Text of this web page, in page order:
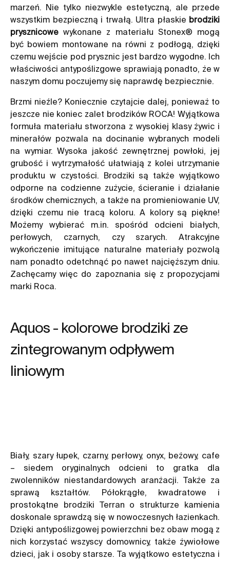
marzeń. Nie tylko niezwykle estetyczną, ale przede
wszystkim bezpieczną i trwałą. Ultra płaskie brodziki
prysznicowe wykonane z materiału Stonex® mogą
być bowiem montowane na równi z podłogą, dzięki
czemu wejście pod prysznic jest bardzo wygodne. Ich
właściwości antypoślizgowe sprawiają ponadto, że w
naszym domu poczujemy się naprawdę bezpiecznie.
Brzmi nieźle? Koniecznie czytajcie dalej, ponieważ to
jeszcze nie koniec zalet brodzików ROCA! Wyjątkowa
formuła materiału stworzona z wysokiej klasy żywic i
minerałów pozwala na docinanie wybranych modeli
na wymiar. Wysoka jakość zewnętrznej powłoki, jej
grubość i wytrzymałość ułatwiają z kolei utrzymanie
produktu w czystości. Brodziki są także wyjątkowo
odporne na codzienne zużycie, ścieranie i działanie
środków chemicznych, a także na promieniowanie UV,
dzięki czemu nie tracą koloru. A kolory są piękne!
Możemy wybierać m.in. spośród odcieni białych,
perłowych, czarnych, czy szarych. Atrakcyjne
wykończenie imitujące naturalne materiały pozwolą
nam ponadto odetchnąć po nawet najcięższym dniu.
Zachęcamy więc do zapoznania się z propozycjami
marki Roca.
Aquos - kolorowe brodziki ze
zintegrowanym odpływem
liniowym
Biały, szary łupek, czarny, perłowy, onyx, beżowy, cafe
– siedem oryginalnych odcieni to gratka dla
zwolenników niestandardowych aranżacji. Także za
sprawą kształtów. Półokrągłe, kwadratowe i
prostokątne brodziki Terran o strukturze kamienia
doskonale sprawdzą się w nowoczesnych łazienkach.
Dzięki antypoślizgowej powierzchni bez obaw mogą z
nich korzystać wszyscy domownicy, także żywiołowe
dzieci, jak i osoby starsze. Ta wyjątkowo estetyczna i